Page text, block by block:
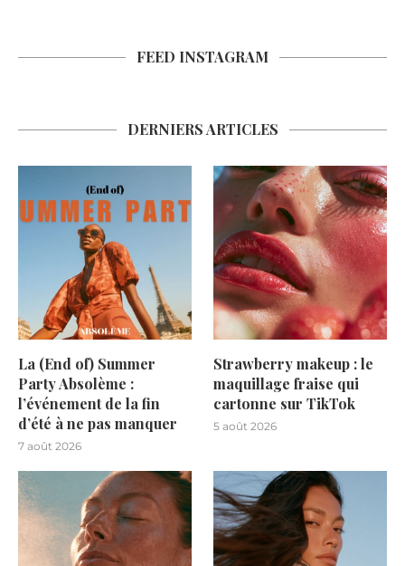
FEED INSTAGRAM
DERNIERS ARTICLES
La (End of) Summer
Party Absolème :
l’événement de la fin
d’été à ne pas manquer
7 août 2026
Strawberry makeup : le
maquillage fraise qui
cartonne sur TikTok
5 août 2026